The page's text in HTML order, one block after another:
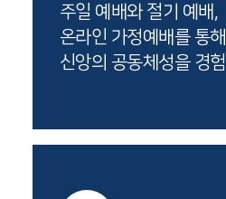
주일 예배와 절기 예배,
온라인 가정예배를 통해
신앙의 공동체성을 경